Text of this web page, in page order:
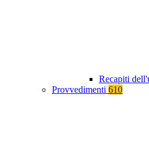
Recapiti
Provvedimenti 610